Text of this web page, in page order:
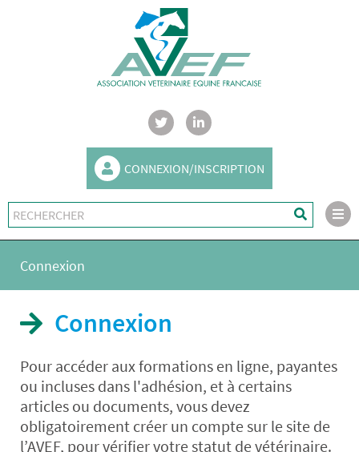
CONNEXION/INSCRIPTION
Connexion
Connexion
Pour accéder aux formations en ligne, payantes
ou incluses dans l'adhésion, et à certains
articles ou documents, vous devez
obligatoirement créer un compte sur le site de
l’AVEF, pour vérifier votre statut de vétérinaire.